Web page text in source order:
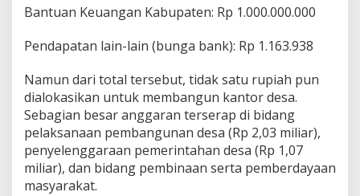
Bantuan Keuangan Kabupaten: Rp 1.000.000.000
Pendapatan lain-lain (bunga bank): Rp 1.163.938
Namun dari total tersebut, tidak satu rupiah pun
dialokasikan untuk membangun kantor desa.
Sebagian besar anggaran terserap di bidang
pelaksanaan pembangunan desa (Rp 2,03 miliar),
penyelenggaraan pemerintahan desa (Rp 1,07
miliar), dan bidang pembinaan serta pemberdayaan
masyarakat.